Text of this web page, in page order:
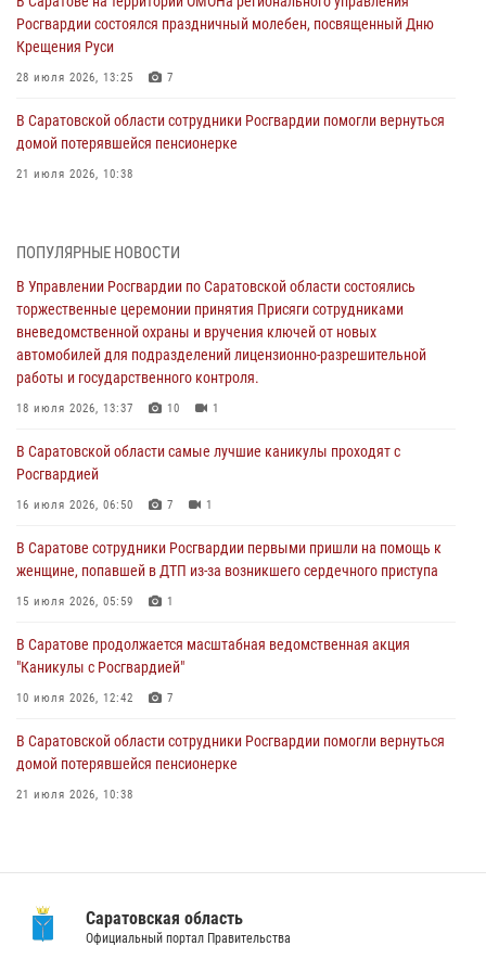
Росгвардии состоялся праздничный молебен, посвященный Дню
Крещения Руси
28 июля 2026, 13:25 7
В Саратовской области сотрудники Росгвардии помогли вернуться
домой потерявшейся пенсионерке
21 июля 2026, 10:38
вневедомственной охраны и вручения ключей от новых
автомобилей для подразделений лицензионно-разрешительной
работы и государственного контроля.
18 июля 2026, 13:37 10 1
В Саратовской области самые лучшие каникулы проходят с
Росгвардией
В Саратове сотрудники Росгвардии первыми пришли на помощь к
женщине, попавшей в ДТП из-за возникшего сердечного приступа
В Саратове продолжается масштабная ведомственная акция
"Каникулы с Росгвардией"
В Саратовской области при содействии спецназа Росгвардии
задержан подозреваемый в незаконном обороте наркотиков
ПОПУЛЯРНЫЕ НОВОСТИ
В Управлении Росгвардии по Саратовской области состоялись
торжественные церемонии принятия Присяги сотрудниками
вневедомственной охраны и вручения ключей от новых
автомобилей для подразделений лицензионно-разрешительной
работы и государственного контроля.
18 июля 2026, 13:37 10 1
В Саратовской области самые лучшие каникулы проходят с
Росгвардией
16 июля 2026, 06:50 7 1
В Саратове сотрудники Росгвардии первыми пришли на помощь к
женщине, попавшей в ДТП из-за возникшего сердечного приступа
15 июля 2026, 05:59 1
В Саратове продолжается масштабная ведомственная акция
"Каникулы с Росгвардией"
10 июля 2026, 12:42 7
В Саратовской области сотрудники Росгвардии помогли вернуться
домой потерявшейся пенсионерке
21 июля 2026, 10:38
29 июля 2026, 13:30 8 1
Саратовская область
Официальный портал Правительства